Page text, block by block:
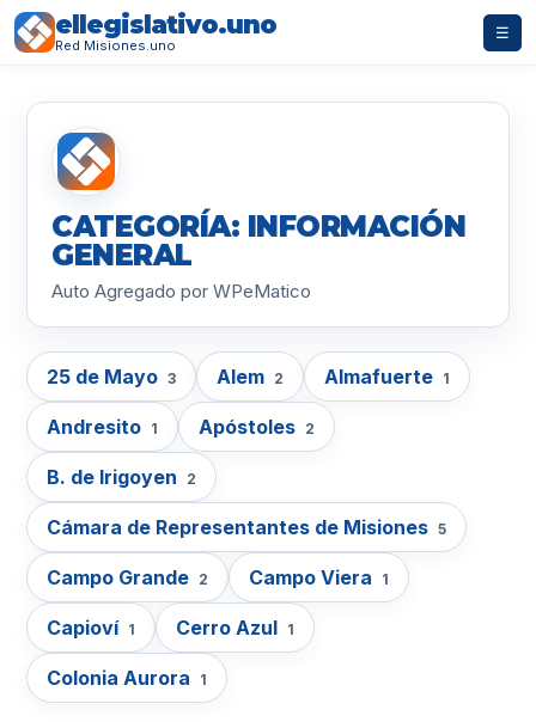
ellegislativo.uno
Red Misiones.uno
☰
CATEGORÍA: INFORMACIÓN
GENERAL
Auto Agregado por WPeMatico
25 de Mayo 3 Alem 2 Almafuerte 1
Andresito 1 Apóstoles 2
B. de Irigoyen 2
Cámara de Representantes de Misiones 5
Campo Grande 2 Campo Viera 1
Capioví 1 Cerro Azul 1
Colonia Aurora 1